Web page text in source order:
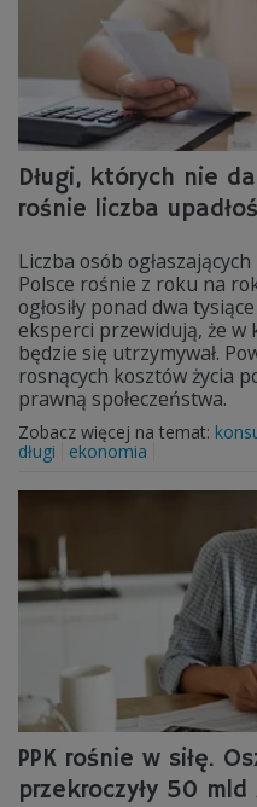
Długi, których nie
rośnie liczba
Liczba osób
Polsce rośnie z roku na
ogłosiły ponad dwa
eksperci przewidują, że w
będzie się utrzymywał.
rosnących kosztów życia
prawną społeczeństwa.
Zobacz więcej na temat:
długi
ekonomia
PPK rośnie w siłę.
przekroczyły 50 mld